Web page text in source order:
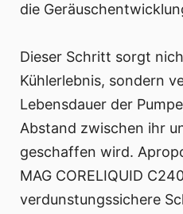
die
Dieser Schritt sorgt
Kühlerlebnis, sondern
Lebensdauer der
Abstand zwischen ihr
geschaffen wird.
MAG CORELIQUID
verdunstungssichere